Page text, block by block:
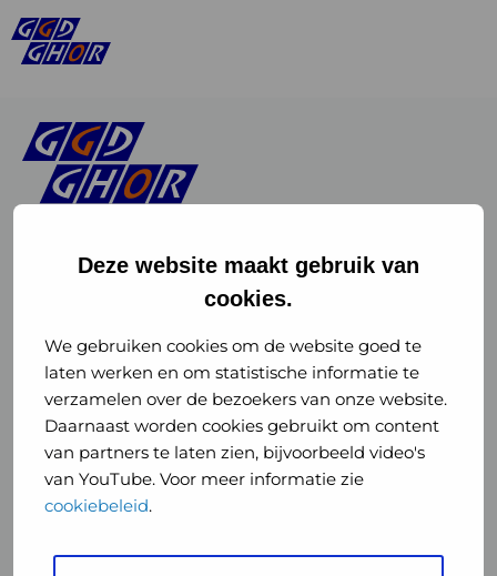
Deze website maakt gebruik van
cookies.
We gebruiken cookies om de website goed te
laten werken en om statistische informatie te
verzamelen over de bezoekers van onze website.
Daarnaast worden cookies gebruikt om content
van partners te laten zien, bijvoorbeeld video's
van YouTube. Voor meer informatie zie
cookiebeleid.
of
GGD
GHOR
Nederland
Instagram
of
GGD
GHOR
Nederland
GGD Reizen op social media
GGD Reizen